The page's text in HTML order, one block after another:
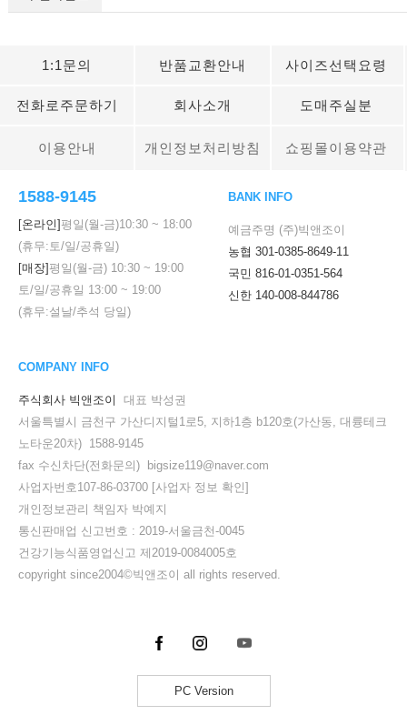
1:1문의 반품교환안내 사이즈선택요령
전화로주문하기 회사소개 도매주실분
이용안내 개인정보처리방침 쇼핑몰이용약관
1588-9145
[온라인] 평일(월-금)10:30 ~ 18:00
(휴무:토/일/공휴일)
[매장] 평일(월-금) 10:30 ~ 19:00
토/일/공휴일 13:00 ~ 19:00
(휴무:설날/추석 당일)
BANK INFO
예금주명 (주)빅앤조이
농협 301-0385-8649-11
국민 816-01-0351-564
신한 140-008-844786
COMPANY INFO
주식회사 빅앤조이
대표 박성권
서울특별시 금천구 가산디지털1로5, 지하1층 b120호(가산동, 대륭테크
노타운20차) 1588-9145
fax 수신차단(전화문의) bigsize119@naver.com
사업자번호107-86-03700 [사업자 정보 확인]
개인정보관리 책임자 박예지
통신판매업 신고번호 : 2019-서울금천-0045
건강기능식품영업신고 제2019-0084005호
copyright since2004©빅앤조이 all rights reserved.
PC Version